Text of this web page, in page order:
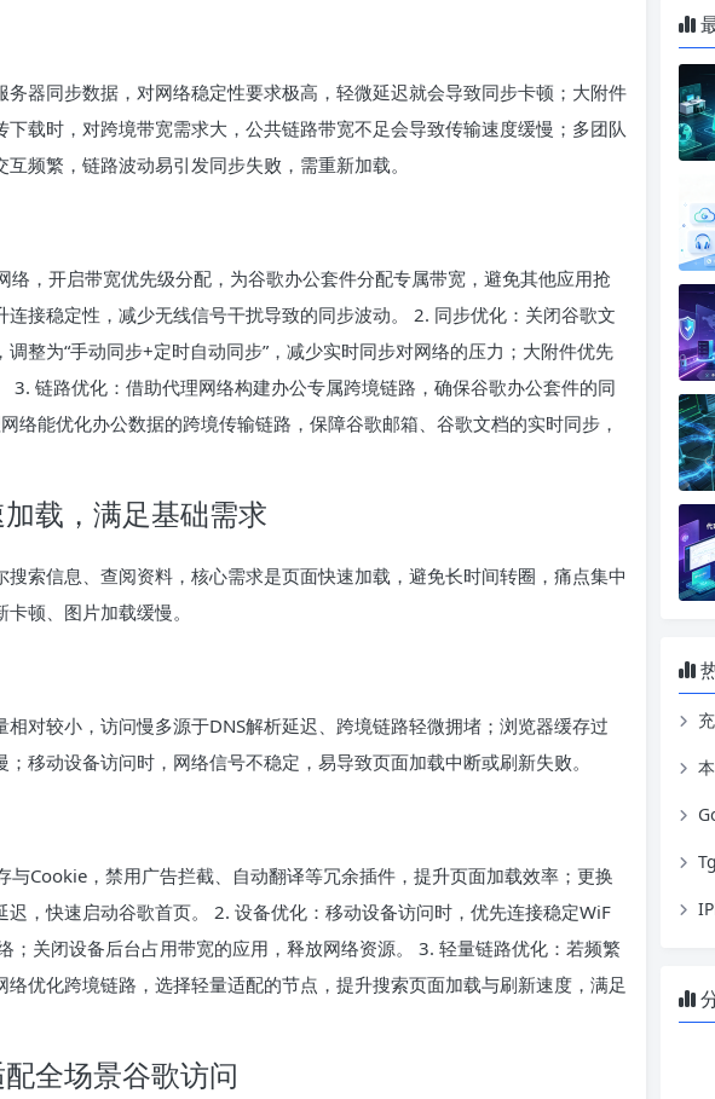
务器同步数据，对网络稳定性要求极高，轻微延迟就会导致同步卡顿；大附件
下载时，对跨境带宽需求大，公共链路带宽不足会导致传输速度缓慢；多团队
频繁，链路波动易引发同步失败，需重新加载。
络，开启带宽优先级分配，为谷歌办公套件分配专属带宽，避免其他应用抢
接稳定性，减少无线信号干扰导致的同步波动。 2. 同步优化：关闭谷歌文
整为“手动同步+定时自动同步”，减少实时同步对网络的压力；大附件优先
3. 链路优化：借助代理网络构建办公专属跨境链路，确保谷歌办公套件的同
络能优化办公数据的跨境传输链路，保障谷歌邮箱、谷歌文档的实时同步，
载，满足基础需求
索信息、查阅资料，核心需求是页面快速加载，避免长时间转圈，痛点集中
顿、图片加载缓慢。
对较小，访问慢多源于DNS解析延迟、跨境链路轻微拥堵；浏览器缓存过
移动设备访问时，网络信号不稳定，易导致页面加载中断或刷新失败。
与Cookie，禁用广告拦截、自动翻译等冗余插件，提升页面加载效率；更换
迟，快速启动谷歌首页。 2. 设备优化：移动设备访问时，优先连接稳定WiF
；关闭设备后台占用带宽的应用，释放网络资源。 3. 轻量链路优化：若频繁
络优化跨境链路，选择轻量适配的节点，提升搜索页面加载与刷新速度，满足
全场景谷歌访问
本